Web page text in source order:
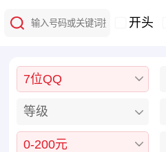
开头
7位QQ
等级
0-200元